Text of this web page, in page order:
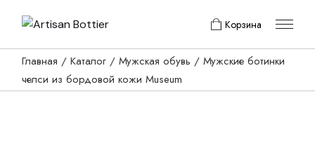
Корзина
Главная Каталог Мужская обувь
Мужские ботинки
челси из бордовой кожи Museum